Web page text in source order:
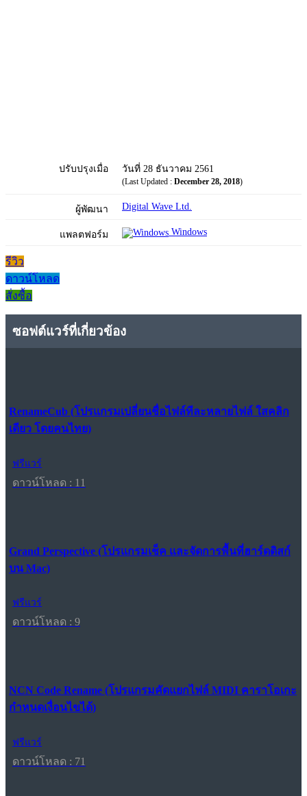
ปรับปรุงเมื่อ วันที่ 28 ธันวาคม 2561
(Last Updated : December 28, 2018)
ผู้พัฒนา Digital Wave Ltd.
แพลตฟอร์ม Windows
รีวิว
ดาวน์โหลด
สั่งซื้อ
ซอฟต์แวร์ที่เกี่ยวข้อง
RenameCub (โปรแกรมเปลี่ยนชื่อไฟล์ทีละหลายไฟล์ ใสคลิก
เดียว โดยคนไทย)
ฟรีแวร์
ดาวน์โหลด : 11
Grand Perspective (โปรแกรมเช็ค และจัดการพื้นที่ฮาร์ดดิสก์
บน Mac)
ฟรีแวร์
ดาวน์โหลด : 9
NCN Code Rename (โปรแกรมคัดแยกไฟล์ MIDI คาราโอเกะ
กำหนดเงื่อนไขได้)
ฟรีแวร์
ดาวน์โหลด : 71